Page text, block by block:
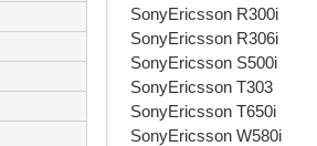
SonyEricsson R300i
SonyEricsson R306i
SonyEricsson S500i
SonyEricsson T303
SonyEricsson T650i
SonyEricsson W580i